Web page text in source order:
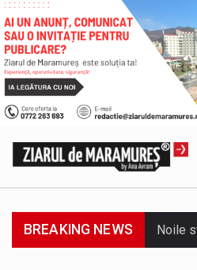
BREAKING NEWS